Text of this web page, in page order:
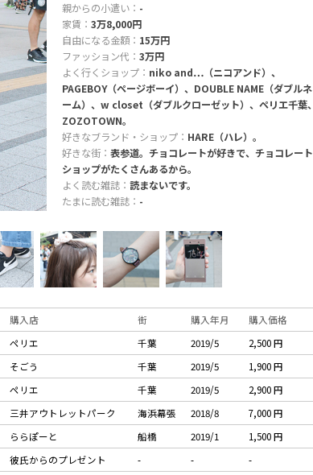
親からの小遣い： -
家賃： 3万8,000円
自由になる金額： 15万円
ファッション代： 3万円
よく行くショップ： niko and…（ニコアンド）、
PAGEBOY（ページボーイ）、DOUBLE NAME（ダブルネ
ーム）、w closet（ダブルクローゼット）、ペリエ千葉、
ZOZOTOWN。
好きなブランド・ショップ： HARE（ハレ）。
好きな街： 表参道。チョコレートが好きで、チョコレート
ショップがたくさんあるから。
よく読む雑誌： 読まないです。
たまに読む雑誌： -
購入店 街 購入年月
購入価格
ペリエ 千葉 2019/5
2,500 円
そごう 千葉 2019/5
1,900 円
ペリエ 千葉 2019/5
2,900 円
三井アウトレットパーク 海浜幕張 2018/8
7,000 円
ららぽーと 船橋 2019/1
1,500 円
彼氏からのプレゼント - -
-